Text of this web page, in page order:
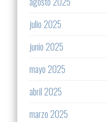
julio 2025
junio 2025
mayo 2025
abril 2025
marzo 2025